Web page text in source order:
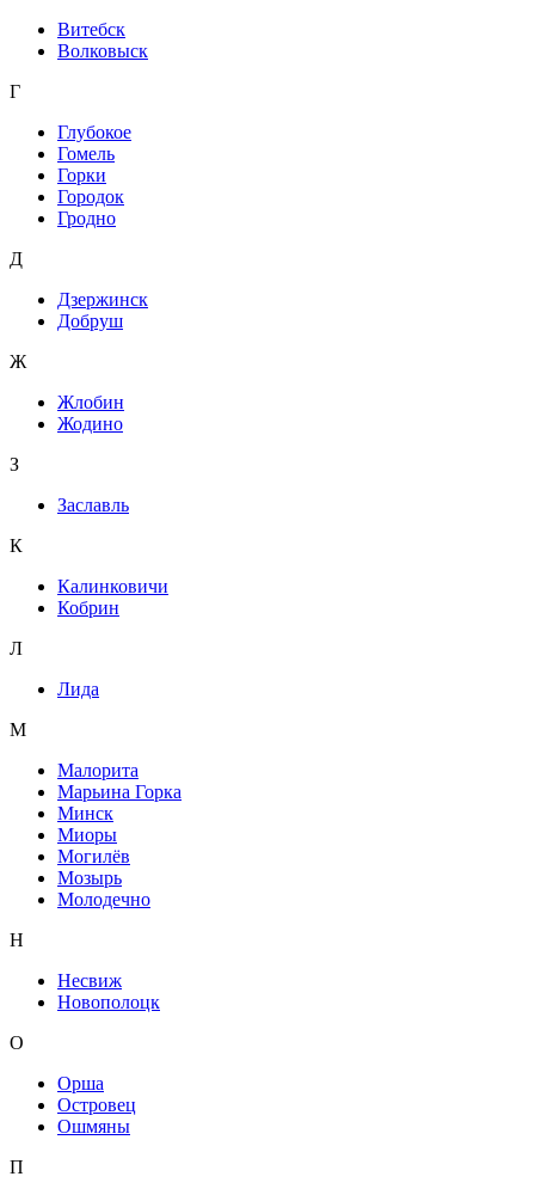
Витебск
Волковыск
Г
Глубокое
Гомель
Горки
Городок
Гродно
Д
Дзержинск
Добруш
Ж
Жлобин
Жодино
З
Заславль
К
Калинковичи
Кобрин
Л
Лида
М
Малорита
Марьина Горка
Минск
Миоры
Могилёв
Мозырь
Молодечно
Н
Несвиж
Новополоцк
О
Орша
Островец
Ошмяны
П